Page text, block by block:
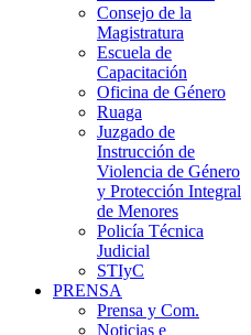
Consejo de la
Magistratura
Escuela de
Capacitación
Oficina de Género
Ruaga
Juzgado de
Instrucción de
Violencia de Género
y Protección Integral
de Menores
Policía Técnica
Judicial
STIyC
PRENSA
Prensa y Com.
Noticias e